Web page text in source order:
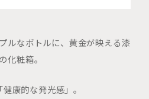
ルなボトルに、黄金が映える漆
化粧箱。
康的な発光感」。